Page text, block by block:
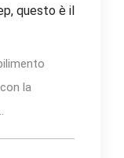
questo è il
la